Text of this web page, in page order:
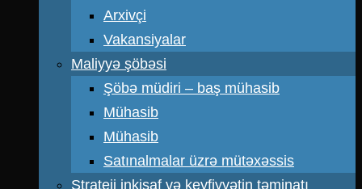
Arxivçi
Vakansiyalar
Maliyyə şöbəsi
Şöbə müdiri – baş mühasib
Mühasib
Mühasib
Satınalmalar üzrə mütəxəssis
Strateji inkişaf və keyfiyyətin təminatı